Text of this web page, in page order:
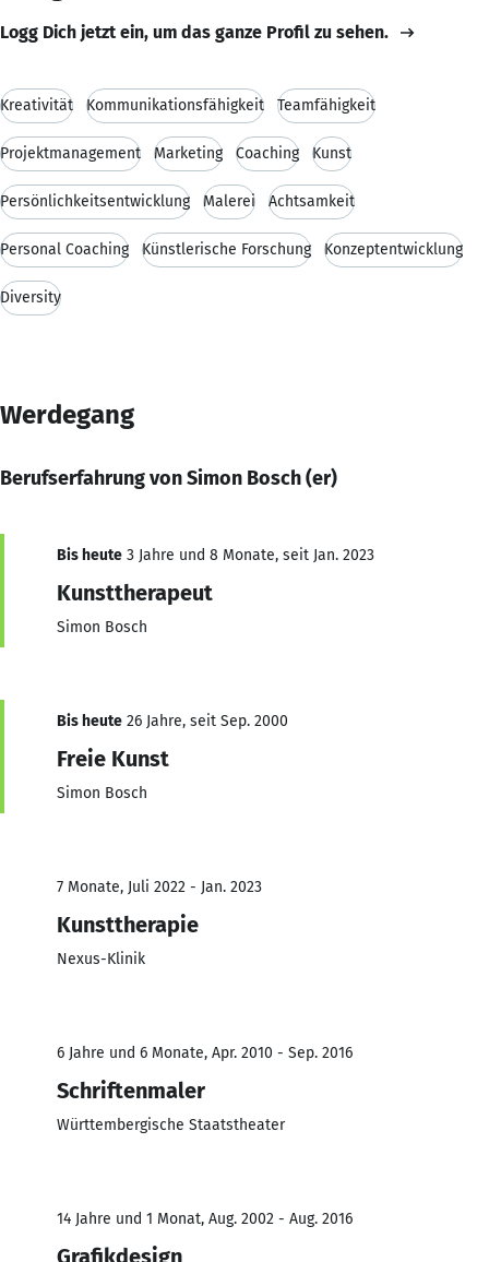
Logg Dich jetzt ein, um das ganze Profil zu sehen.
Kreativität Kommunikationsfähigkeit Teamfähigkeit
Projektmanagement Marketing Coaching Kunst
Persönlichkeitsentwicklung Malerei Achtsamkeit
Personal Coaching Künstlerische Forschung Konzeptentwicklung
Diversity
Werdegang
Berufserfahrung von Simon Bosch (er)
Bis heute 3 Jahre und 8 Monate, seit Jan. 2023
Kunsttherapeut
Simon Bosch
Bis heute 26 Jahre, seit Sep. 2000
Freie Kunst
Simon Bosch
7 Monate, Juli 2022 - Jan. 2023
Kunsttherapie
Nexus-Klinik
6 Jahre und 6 Monate, Apr. 2010 - Sep. 2016
Schriftenmaler
Württembergische Staatstheater
14 Jahre und 1 Monat, Aug. 2002 - Aug. 2016
Grafikdesign